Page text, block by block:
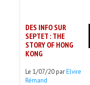
DES INFO SUR
SEPTET : THE
STORY OF HONG
KONG
Le 1/07/20 parElvire
Rémand